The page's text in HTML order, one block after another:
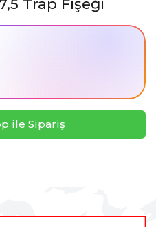
Trap Fişeği
ile Sipariş